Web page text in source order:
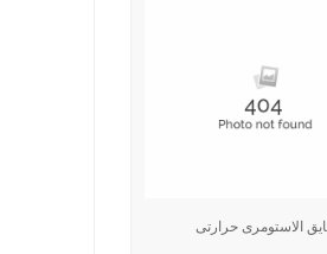
الاستومری حرارتی